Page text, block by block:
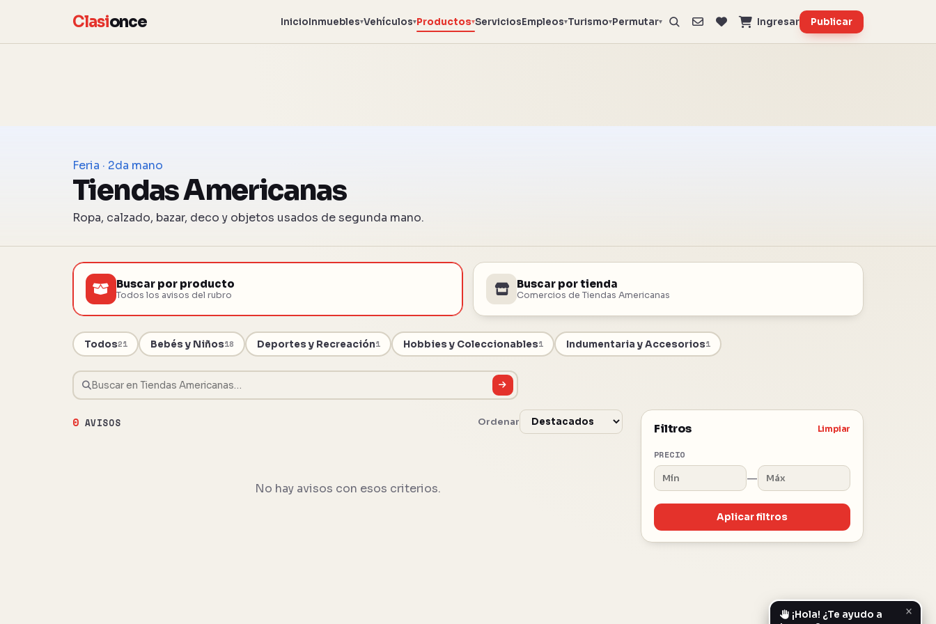
Clasionce InicioInmuebles▾Vehículos▾Productos▾ServiciosEmpleos▾Turismo▾Permutar▾ Ingresar Publicar
Feria · 2da mano
Tiendas Americanas
Ropa, calzado, bazar, deco y objetos usados de segunda mano.
Buscar por producto
Todos los avisos del rubro
Buscar por tienda
Comercios de Tiendas Americanas
Todos21 Bebés y Niños18 Deportes y Recreación1 Hobbies y Coleccionables1 Indumentaria y Accesorios1
Filtros Limpiar
PRECIO
—
Aplicar filtros
0 AVISOS Ordenar
No hay avisos con esos criterios.
×
¡Hola! ¿Te ayudo a